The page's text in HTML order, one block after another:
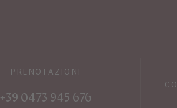
PRENOTAZIONI
+39 0473 945 676